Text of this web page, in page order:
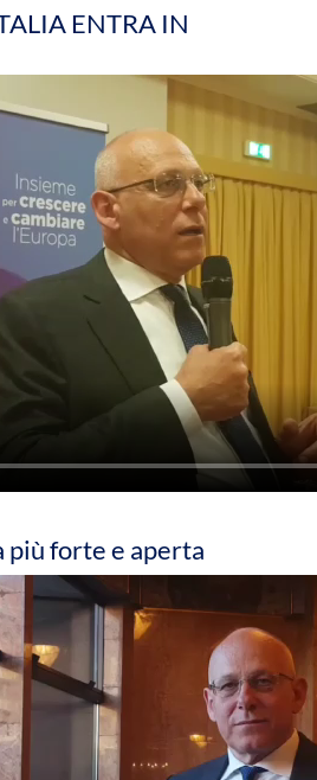
ENTRA IN
più forte e aperta